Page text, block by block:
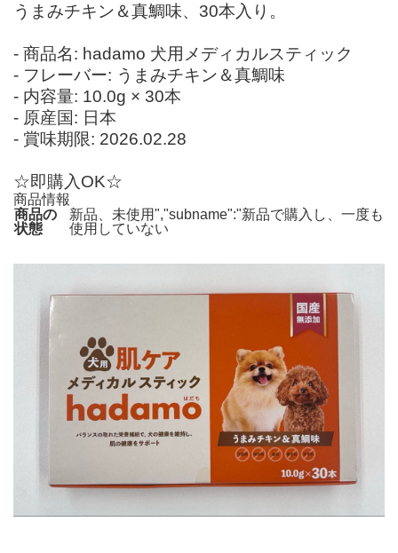
うまみチキン＆真鯛味、30本入り。
- 商品名: hadamo 犬用メディカルスティック
- フレーバー: うまみチキン＆真鯛味
- 内容量: 10.0g × 30本
- 原産国: 日本
- 賞味期限: 2026.02.28
☆即購入OK☆
商品情報
商品の
状態
新品、未使用","subname":"新品で購入し、一度も
使用していない